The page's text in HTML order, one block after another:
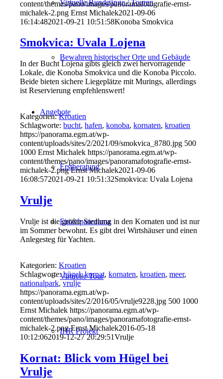
Virtuelle Rundgänge / Touren
Bewahren historischer Orte und Gebäude
Angebote
Erstberatung
Einzelpanorama
Virtuelle Tour
IHR Projekt
content/themes/pano/images/panoramafotografie-ernst-
michalek-2.png Ernst Michalek2021-09-06
16:14:482021-09-21 10:51:58Konoba Smokvica
Smokvica: Uvala Lojena
In der Bucht Lojena gibts gleich zwei hervorragende
Lokale, die Konoba Smokvica und die Konoba Piccolo.
Beide bieten sichere Liegeplätze mit Murings, allerdings
ist Reservierung empfehlenswert!
Kategorien:Kroatien
Schlagworte:bucht,hafen,konoba,kornaten,kroatien
https://panorama.egm.at/wp-
content/uploads/sites/2/2021/09/smokvica_8780.jpg 500
1000 Ernst Michalek https://panorama.egm.at/wp-
content/themes/pano/images/panoramafotografie-ernst-
michalek-2.png Ernst Michalek2021-09-06
16:08:572021-09-21 10:51:32Smokvica: Uvala Lojena
Vrulje
Vrulje ist die größte Siedlung in den Kornaten und ist nur
im Sommer bewohnt. Es gibt drei Wirtshäuser und einen
Anlegesteg für Yachten.
Kategorien:Kroatien
Schlagworte:hügel,kornat,kornaten,kroatien,meer,
nationalpark,vrulje
https://panorama.egm.at/wp-
content/uploads/sites/2/2016/05/vrulje9228.jpg 500 1000
Ernst Michalek https://panorama.egm.at/wp-
content/themes/pano/images/panoramafotografie-ernst-
michalek-2.png Ernst Michalek2016-05-18
10:12:062019-12-27 20:29:51Vrulje
Kornat: Blick vom Hügel bei
Vrulje